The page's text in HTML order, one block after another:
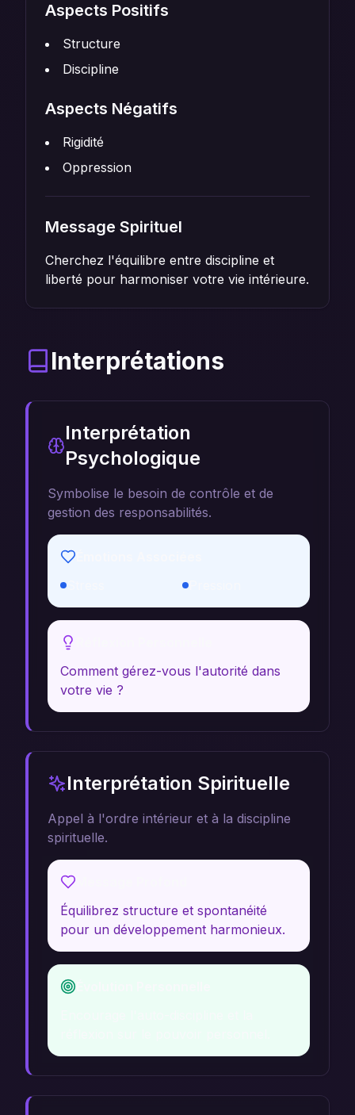
Aspects Positifs
Structure
Discipline
Aspects Négatifs
Rigidité
Oppression
Message Spirituel
Cherchez l'équilibre entre discipline et
liberté pour harmoniser votre vie intérieure.
Interprétations
Interprétation
Psychologique
Symbolise le besoin de contrôle et de
gestion des responsabilités.
Pression
Comment gérez-vous l'autorité dans
votre vie ?
Interprétation Spirituelle
Appel à l'ordre intérieur et à la discipline
spirituelle.
Équilibrez structure et spontanéité
pour un développement harmonieux.